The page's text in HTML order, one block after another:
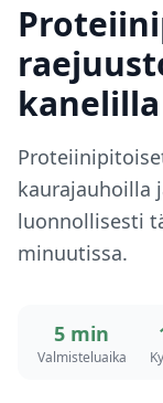
kanelilla
kaurajauhoilla
luonnollisesti
minuutissa.
5 min
Valmisteluaika